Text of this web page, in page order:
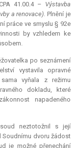
41.00.4 – Výstavba
a renovace). Plnění je
práce ve smyslu § 92e
by vzhledem ke
po seznámení
vystavila opravné
vyňala z režimu
dokladu, které
napadeného
neztotožnil s její
Soudnímu dvoru žádost
je možné přenechání